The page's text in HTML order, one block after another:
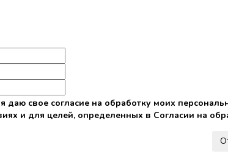
даю свое согласие на обработку моих
и для целей, определенных в Согласии на